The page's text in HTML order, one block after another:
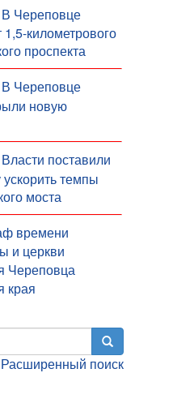
В Череповце
километрового
проспекта
В Череповце
новую
Власти поставили
темпы
моста
Расширенный поиск